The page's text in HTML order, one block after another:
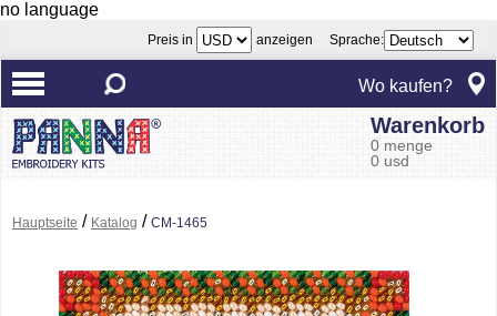
no language
Preis in anzeigen Sprache:
Wo kaufen?
Warenkorb
0 menge
0 usd
Hauptseite / Katalog / CM-1465